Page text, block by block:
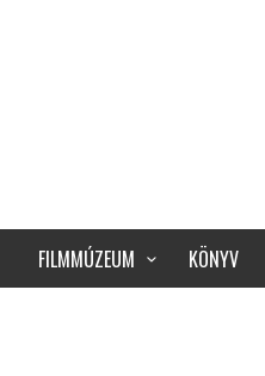
FILMMÚZEUM KÖNYV